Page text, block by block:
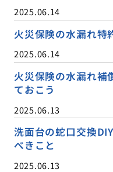
2025.06.14
火災保険の水漏れ特
2025.06.14
火災保険の水漏れ補
ておこう
2025.06.13
洗面台の蛇口交換
べきこと
2025.06.13